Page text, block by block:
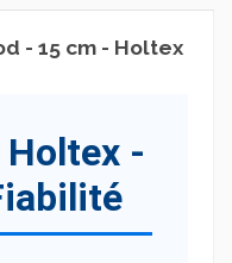
- 15 cm - Holtex
-